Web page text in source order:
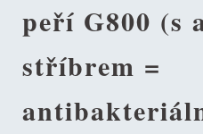
peří G800 (s
stříbrem =